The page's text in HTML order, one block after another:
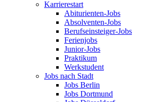
Karrierestart
Abiturienten-Jobs
Absolventen-Jobs
Berufseinsteiger-Jobs
Ferienjobs
Junior-Jobs
Praktikum
Werkstudent
Jobs nach Stadt
Jobs Berlin
Jobs Dortmund